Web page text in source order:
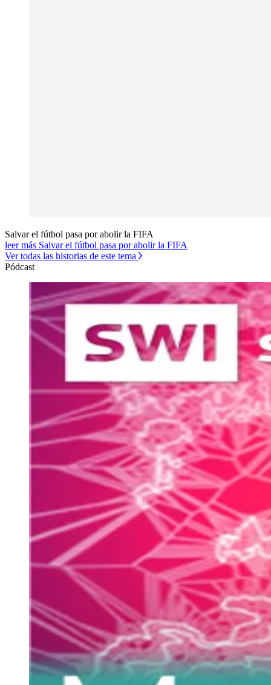
Salvar el fútbol pasa por abolir la FIFA
leer más Salvar el fútbol pasa por abolir la FIFA
Ver todas las historias de este tema
Pódcast